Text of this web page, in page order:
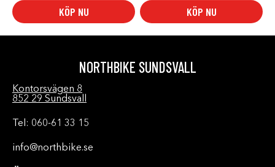
KÖP NU KÖP NU
NORTHBIKE SUNDSVALL
Kontorsvägen 8
852 29 Sundsvall
Tel: 060-61 33 15
info@northbike.se